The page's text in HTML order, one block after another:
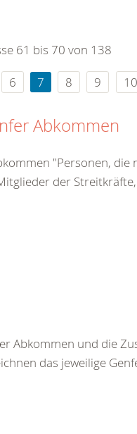
61 bis 70 von 138
6 7 8 9 10
Abkommen
"Personen,
der
Abkommen und die
das jeweilige